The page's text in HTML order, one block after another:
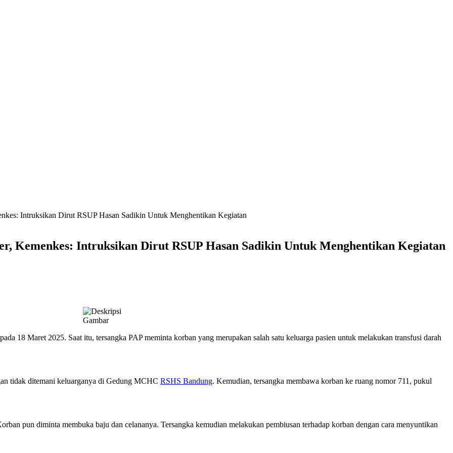
Intruksikan Dirut RSUP Hasan Sadikin Untuk Menghentikan Kegiatan
Kemenkes: Intruksikan Dirut RSUP Hasan Sadikin Untuk Menghentikan Kegiatan
18 Maret 2025. Saat itu, tersangka PAP meminta korban yang merupakan salah satu keluarga pasien untuk melakukan transfusi darah
tidak ditemani keluarganya di Gedung MCHC RSHS Bandung. Kemudian, tersangka membawa korban ke ruang nomor 711, pukul
pun diminta membuka baju dan celananya. Tersangka kemudian melakukan pembiusan terhadap korban dengan cara menyuntikan